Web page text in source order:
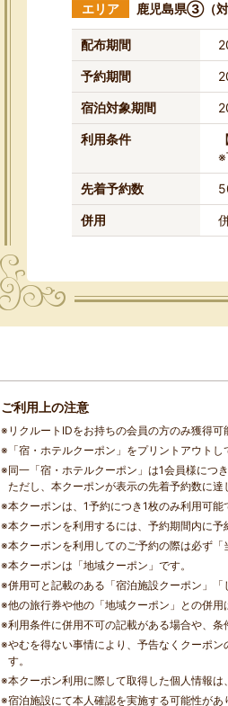
エリア 鹿児島県③（対
配布期間
予約期間
宿泊対象期間
利用条件
※
先着予約数
併用
ご利用上の注意
※ リクルートIDをお持ちの会員の方のみ獲得可
※ 「宿・ホテルクーポン」をプリントアウトし
※同一「宿・ホテルクーポン」は1会員様につ
ただし、本クーポンが表示の先着予約数に達
※本クーポンは、1予約につき1枚のみ利用可能
※本クーポンを利用するには、予約期間内に予
※本クーポンを利用してのご予約の際は必ず「
※本クーポンは「地域クーポン」です。
※併用可と記載のある「宿泊施設クーポン」
※他の旅行券や他の「地域クーポン」との併用
※利用条件に併用不可の記載がある場合や、条
※やむを得ない事情により、予告なくクーポ
す。
※本クーポン利用に際して取得した個人情報
※宿泊施設にて本人確認を実施する可能性があ